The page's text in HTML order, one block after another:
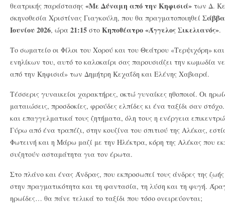
θεατρικής παράστασης «Με Δύναμη από την Κηφισιά» των Δ.
σκηνοθεσία Χριστίνας Γιαγκούλη, που θα πραγματοποιηθεί
Ιουνίου 2026, ώρα 21:15 στο Κηποθέατρο «Άγγελος Σικελιανός».
Το σωματείο οι Φίλοι του Χορού και του Θεάτρου «Τερψιχόρη»
ενηλίκων του, αυτό το καλοκαίρι σας παρουσιάζει την κωμωδία
από την Κηφισιά» των Δημήτρη Κεχαΐδη και Ελένης Χαβιαρά.
Τέσσερις γυναικείοι χαρακτήρες, οκτώ γυναίκες ηθοποιοί. Οι
ματαιώσεις, προσδοκίες, φρούδες ελπίδες κι ένα ταξίδι σαν
και επαγγελματικά τους ζητήματα, όλη τους η ενέργεια
Γύρω από ένα τραπέζι, στην κουζίνα του σπιτιού της Αλέκας,
Φωτεινή και η Μάρω μαζί με την Ηλέκτρα, κόρη της Αλέκας που
συζητούν ασταμάτητα για τον έρωτα.
Στο πλάνο και ένας Άνδρας, που εκπροσωπεί τους άνδρες της
στην πραγματικότητα και τη φαντασία, τη λύση και τη φυγή.
ηρωίδες… θα πάνε τελικά το ταξίδι που τόσο ονειρεύονται;